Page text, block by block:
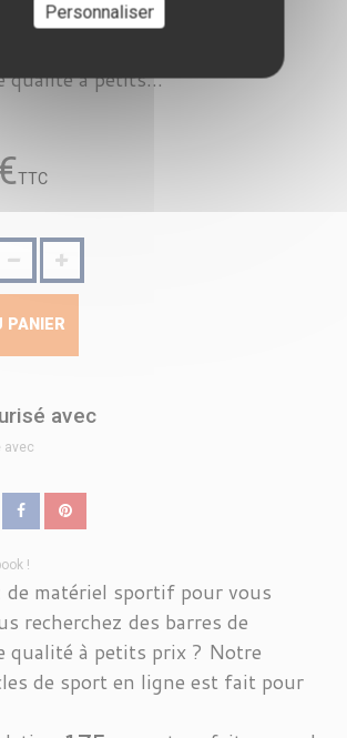
matériel sportif pour vous
recherchez des barres de
qualité à petits...
TTC
PANIER
avec
!
de matériel sportif pour vous
recherchez des barres de
qualité à petits prix ? Notre
de sport en ligne est fait pour
Personnaliser